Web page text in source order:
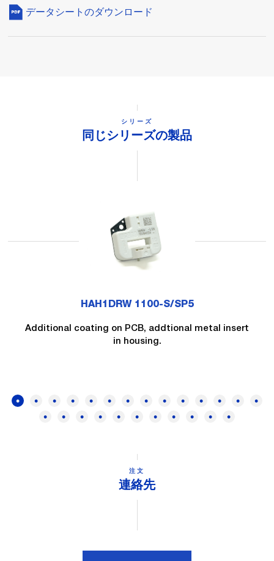
データシートのダウンロード
シリーズ
同じシリーズの製品
HAH1DRW 1100-S/SP5
Additional coating on PCB, addtional metal insert
in housing.
注文
連絡先